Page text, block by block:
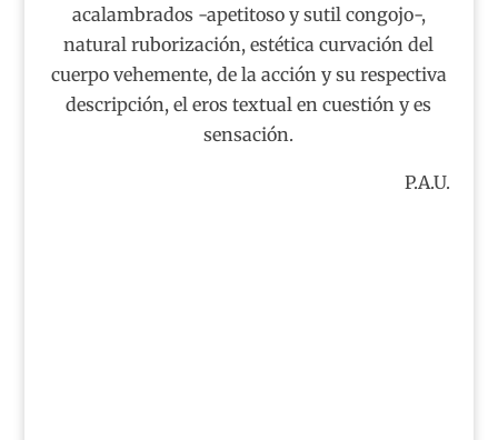
acalambrados -apetitoso y sutil congojo-,
natural ruborización, estética curvación del
cuerpo vehemente, de la acción y su respectiva
descripción, el eros textual en cuestión y es
sensación.
P.A.U.